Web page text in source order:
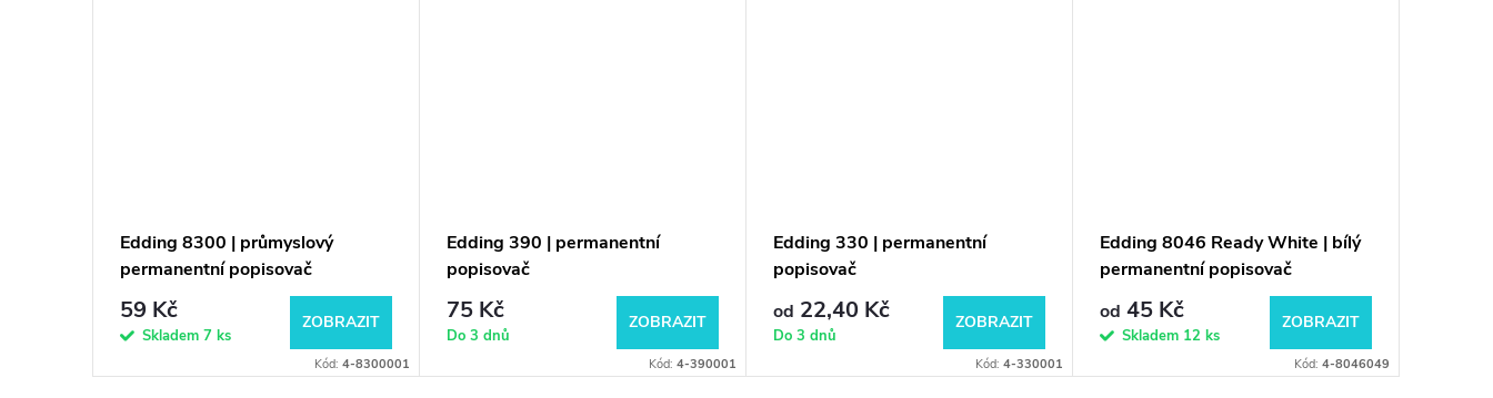
Edding 8300 | průmyslový
permanentní popisovač
59 Kč
Skladem 7 ks
ZOBRAZIT
Kód: 4-8300001
Edding 390 | permanentní
popisovač
75 Kč
Do 3 dnů
ZOBRAZIT
Kód: 4-390001
Edding 330 | permanentní
popisovač
od 22,40 Kč
Do 3 dnů
ZOBRAZIT
Kód: 4-330001
Edding 8046 Ready White | bílý
permanentní popisovač
od 45 Kč
Skladem 12 ks
ZOBRAZIT
Kód: 4-8046049